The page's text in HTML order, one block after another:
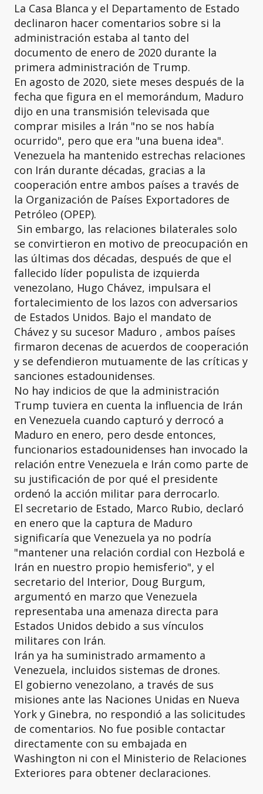
La Casa Blanca y el Departamento de Estado
declinaron hacer comentarios sobre si la
administración estaba al tanto del
documento de enero de 2020 durante la
primera administración de Trump.
En agosto de 2020, siete meses después de la
fecha que figura en el memorándum, Maduro
dijo en una transmisión televisada que
comprar misiles a Irán "no se nos había
ocurrido", pero que era "una buena idea".
Venezuela ha mantenido estrechas relaciones
con Irán durante décadas, gracias a la
cooperación entre ambos países a través de
la Organización de Países Exportadores de
Petróleo (OPEP).
Sin embargo, las relaciones bilaterales solo
se convirtieron en motivo de preocupación en
las últimas dos décadas, después de que el
fallecido líder populista de izquierda
venezolano, Hugo Chávez, impulsara el
fortalecimiento de los lazos con adversarios
de Estados Unidos. Bajo el mandato de
Chávez y su sucesor Maduro , ambos países
firmaron decenas de acuerdos de cooperación
y se defendieron mutuamente de las críticas y
sanciones estadounidenses.
No hay indicios de que la administración
Trump tuviera en cuenta la influencia de Irán
en Venezuela cuando capturó y derrocó a
Maduro en enero, pero desde entonces,
funcionarios estadounidenses han invocado la
relación entre Venezuela e Irán como parte de
su justificación de por qué el presidente
ordenó la acción militar para derrocarlo.
El secretario de Estado, Marco Rubio, declaró
en enero que la captura de Maduro
significaría que Venezuela ya no podría
"mantener una relación cordial con Hezbolá e
Irán en nuestro propio hemisferio", y el
secretario del Interior, Doug Burgum,
argumentó en marzo que Venezuela
representaba una amenaza directa para
Estados Unidos debido a sus vínculos
militares con Irán.
Irán ya ha suministrado armamento a
Venezuela, incluidos sistemas de drones.
El gobierno venezolano, a través de sus
misiones ante las Naciones Unidas en Nueva
York y Ginebra, no respondió a las solicitudes
de comentarios. No fue posible contactar
directamente con su embajada en
Washington ni con el Ministerio de Relaciones
Exteriores para obtener declaraciones.